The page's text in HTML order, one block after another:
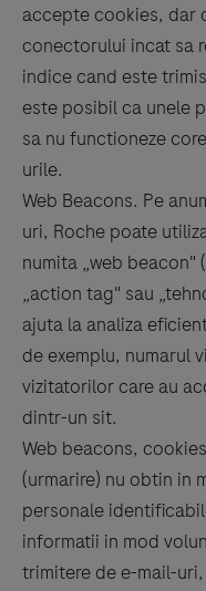
accepte cookies, dar
conectorului incat sa
indice cand este
este posibil ca unele
sa nu functioneze
urile.
Web Beacons. Pe
uri, Roche poate
numita „web beacon"
„action tag" sau
ajuta la analiza
de exemplu, numarul
vizitatorilor care au
dintr-un sit.
Web beacons,
(urmarire) nu obtin in
personale
informatii in mod
trimitere de e-mail-